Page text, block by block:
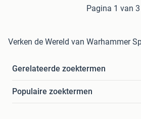
Pagina 1 van 3
Verken de Wereld van Warhammer
Gerelateerde zoektermen
Populaire zoektermen